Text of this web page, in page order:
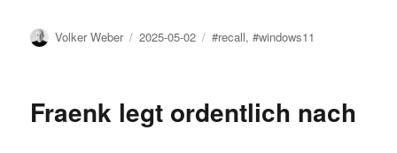
Author
Volker Weber
Posted
2025-05-02 Tags
#recall,#windows11
Fraenk legt ordentlich nach